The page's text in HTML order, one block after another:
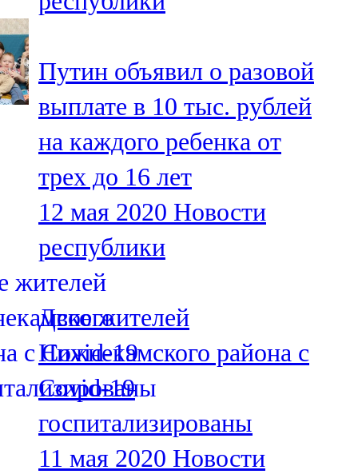
107,9 FM
102,1 FM
Мамадыш
106,2 FM
Минзәлә
107,3 FM
Мөслим
100,0 FM
Нурлат
104,7 FM
Олы Әтнә
71,42 FM
Сарман
Путин объявил о разовой
выплате в 10 тыс. рублей
на каждого ребенка от
трех до 16 лет
12 мая 2020 Новости
республики
Двое жителей
Нижнекамского района с
Covid-19
госпитализированы
11 мая 2020 Новости